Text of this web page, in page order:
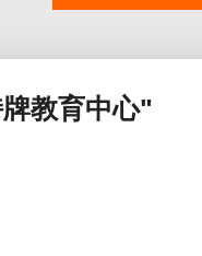
教育中心"